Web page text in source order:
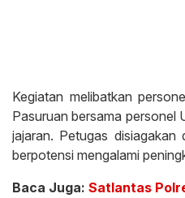
Kegiatan melibatkan
Pasuruan bersama personel
jajaran. Petugas
berpotensi mengalami
Baca Juga: Satlantas